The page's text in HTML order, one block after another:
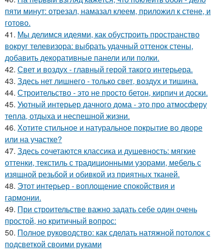
пяти минут: отрезал, намазал клеем, приложил к стене, и
готово.
41. Мы делимся идеями, как обустроить пространство
вокруг телевизора: выбрать удачный оттенок стены,
добавить декоративные панели или полки.
42. Свет и воздух - главный герой такого интерьера.
43. Здесь нет лишнего - только свет, воздух и тишина.
44. Строительство - это не просто бетон, кирпич и доски.
45. Уютный интерьер дачного дома - это про атмосферу
тепла, отдыха и неспешной жизни.
46. Хотите стильное и натуральное покрытие во дворе
или на участке?
47. Здесь сочетаются классика и душевность: мягкие
оттенки, текстиль с традиционными узорами, мебель с
изящной резьбой и обивкой из приятных тканей.
48. Этот интерьер - воплощение спокойствия и
гармонии.
49. При строительстве важно задать себе один очень
простой, но критичный вопрос:
50. Полное руководство: как сделать натяжной потолок с
подсветкой своими руками